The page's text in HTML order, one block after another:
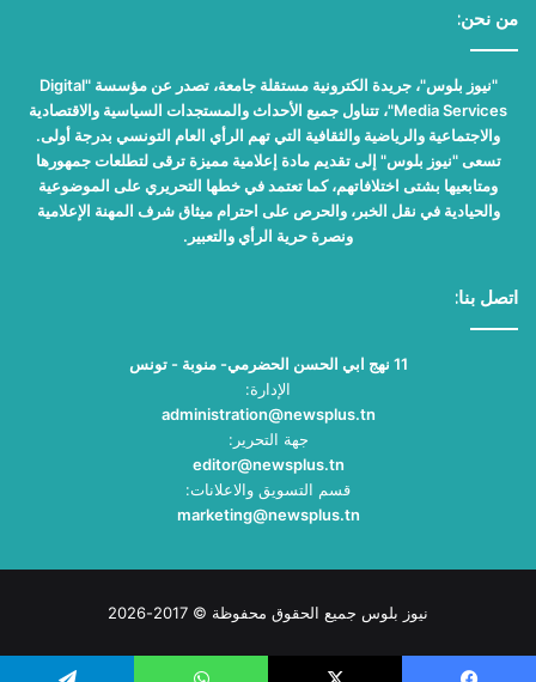
من نحن:
"نيوز بلوس"، جريدة الكترونية مستقلة جامعة، تصدر عن مؤسسة "Digital
Media Services"، تتناول جميع الأحداث والمستجدات السياسية والاقتصادية
والاجتماعية والرياضية والثقافية التي تهم الرأي العام التونسي بدرجة أولى.
تسعى "نيوز بلوس" إلى تقديم مادة إعلامية مميزة ترقى لتطلعات جمهورها
ومتابعيها بشتى اختلافاتهم، كما تعتمد في خطها التحريري على الموضوعية
والحيادية في نقل الخبر، والحرص على احترام ميثاق شرف المهنة الإعلامية
ونصرة حرية الرأي والتعبير.
اتصل بنا:
11 نهج ابي الحسن الحضرمي- منوبة - تونس
الإدارة:
administration@newsplus.tn
جهة التحرير:
editor@newsplus.tn
قسم التسويق والاعلانات:
marketing@newsplus.tn
نيوز بلوس جميع الحقوق محفوظة © 2017-2026